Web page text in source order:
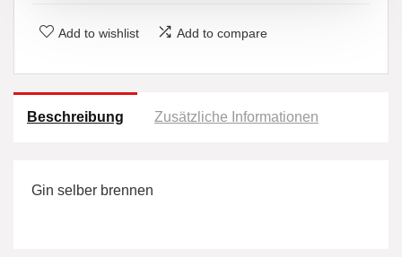
Add to wishlist Add to compare
Beschreibung Zusätzliche Informationen
Gin selber brennen